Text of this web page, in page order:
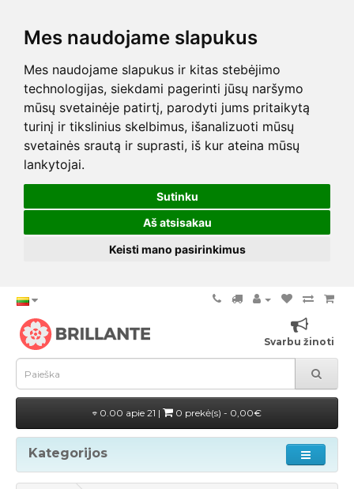
Mes naudojame slapukus
Mes naudojame slapukus ir kitas stebėjimo
technologijas, siekdami pagerinti jūsų naršymo
mūsų svetainėje patirtį, parodyti jums pritaikytą
turinį ir tikslinius skelbimus, išanalizuoti mūsų
svetainės srautą ir suprasti, iš kur ateina mūsų
lankytojai.
Sutinku
Aš atsisakau
Keisti mano pasirinkimus
Svarbu žinoti
0.00 apie 21 | 0 prekė(s) - 0,00€
Kategorijos